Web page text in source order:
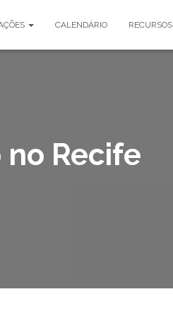
CALENDÁRIO RECURSOS
Recife